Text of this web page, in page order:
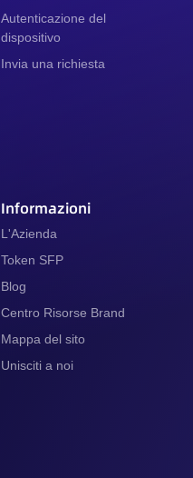
Autenticazione del
dispositivo
Invia una richiesta
Informazioni
L'Azienda
Token SFP
Blog
Centro Risorse Brand
Mappa del sito
Unisciti a noi